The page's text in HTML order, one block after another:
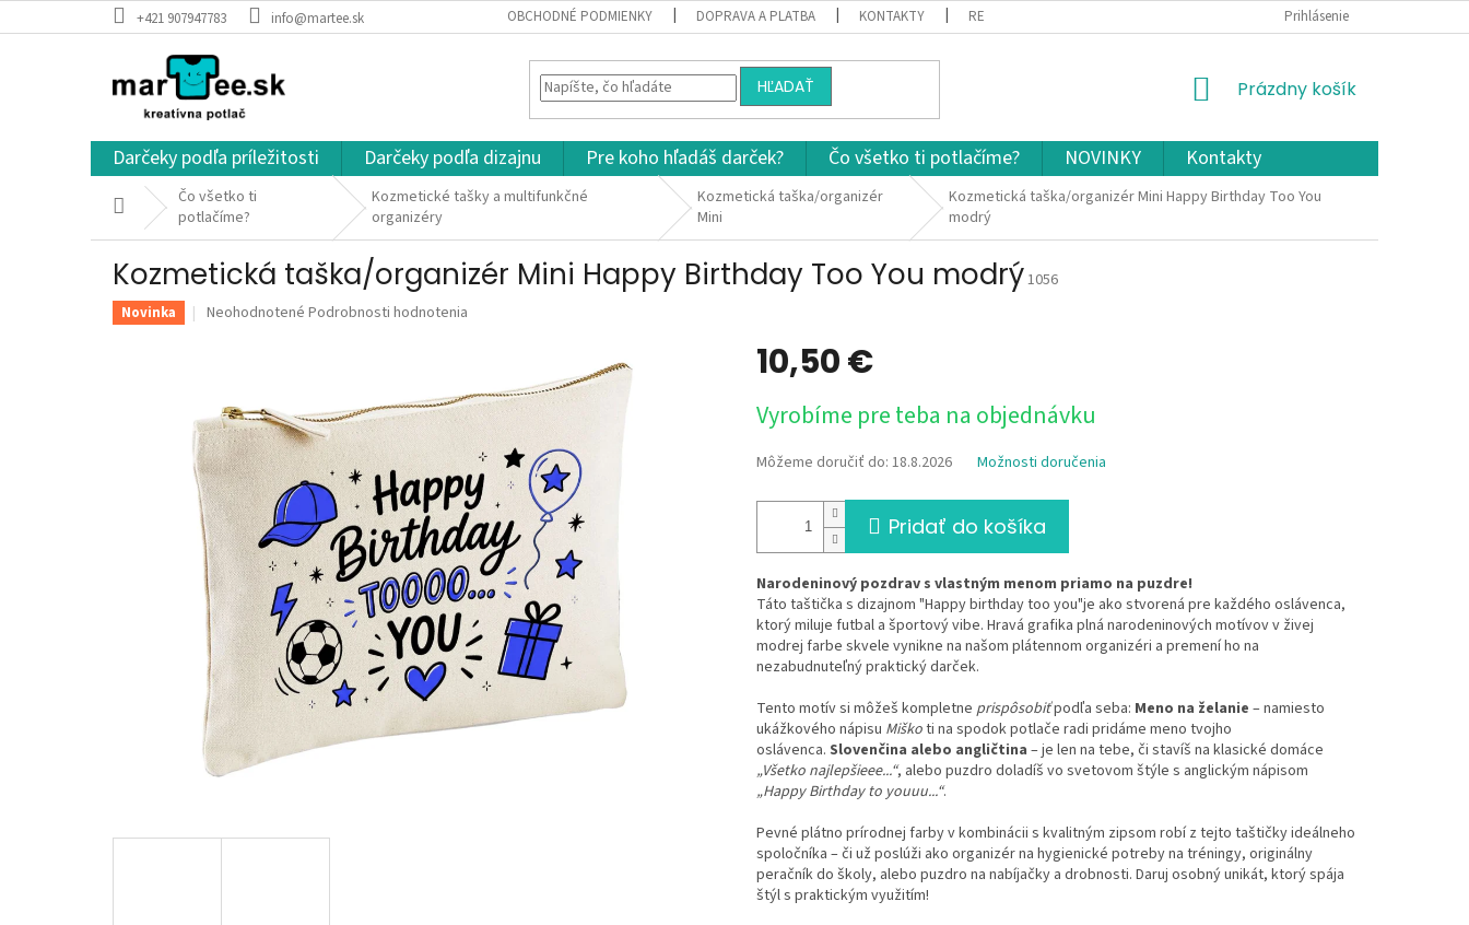
na
+421 907947783 info@martee.sk OBCHODNÉ PODMIENKY DOPRAVA A PLATBA KONTAKTY REKLAMÁCIA A VRÁTENIE TOVARU OCHRANA OSOBNÝCH ÚDAJOV A COOKIES
Prihlásenie
HĽADAŤ
NÁKUPNÝ
Prázdny košík
Darčeky podľa príležitosti Darčeky podľa dizajnu Pre koho hľadáš darček? Čo všetko ti potlačíme? NOVINKY Kontakty
Domov Čo všetko ti
potlačíme?
Kozmetické tašky a multifunkčné
organizéry
Kozmetická taška/organizér
Mini
Kozmetická taška/organizér Mini Happy Birthday Too You
modrý
Kozmetická taška/organizér Mini Happy Birthday Too You modrý1056
Novinka
Priemerné
z
5
hviezdičiek.
Neohodnotené Podrobnosti hodnotenia
10,50 €
cena:
Vyrobíme pre teba na objednávku
Môžeme doručiť do: 18.8.2026 Možnosti doručenia
Pridať do košíka
Narodeninový pozdrav s vlastným menom priamo na puzdre!
Táto taštička s dizajnom "Happy birthday too you"je ako stvorená pre každého oslávenca,
ktorý miluje futbal a športový vibe. Hravá grafika plná narodeninových motívov v živej
modrej farbe skvele vynikne na našom plátennom organizéri a premení ho na
nezabudnuteľný praktický darček.
Tento motív si môžeš kompletne prispôsobiťpodľa seba: Meno na želanie – namiesto
ukážkového nápisu Miškoti na spodok potlače radi pridáme meno tvojho
oslávenca. Slovenčina alebo angličtina – je len na tebe, či stavíš na klasické domáce
„Všetko najlepšieee...“, alebo puzdro doladíš vo svetovom štýle s anglickým nápisom
„Happy Birthday to youuu...“.
Pevné plátno prírodnej farby v kombinácii s kvalitným zipsom robí z tejto taštičky ideálneho
spoločníka – či už poslúži ako organizér na hygienické potreby na tréningy, originálny
peračník do školy, alebo puzdro na nabíjačky a drobnosti. Daruj osobný unikát, ktorý spája
štýl s praktickým využitím!